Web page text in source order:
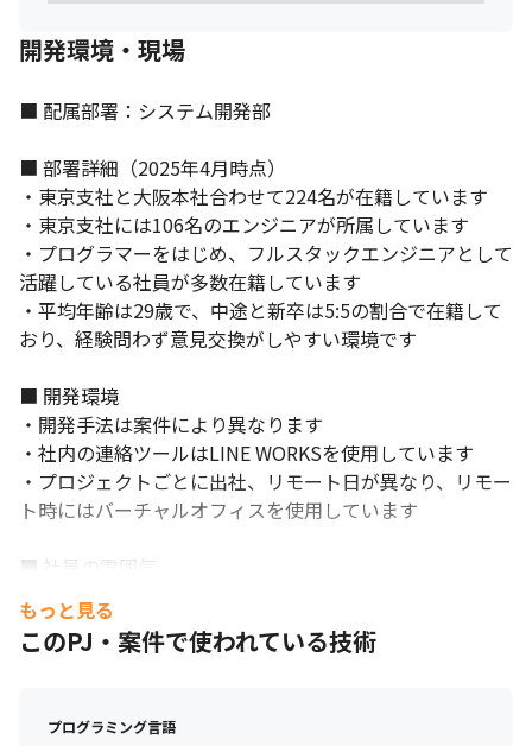
＜社外での面白み・魅力＞
・多業界の案件に参画し、自分にとって必要なスキルや経験を習
・自社内では知ることのできない他業界の特性や、基幹システム
・他部署との連携や交流を通して顧客の要望に応えられるエンジ
ニアとして成長できます
・元請けのエンジニアと共に開発を行うため、直接意見を発信で
きます
・顧客の感謝の声を直接聞くことができるため、やりがいを持っ
て働けます
＜社内での面白み・魅力＞
・平均年齢は29歳、教育担当も20代と年齢も近く質問等しやすい
雰囲気です
・AWSの上位資格を持つリーダーやフルスタックエンジニアから
のサポートを受けながら成長できます
・コミュニケーションを積極的に取れる方
的な方
6ヶ月におよぶ研修期間を設けているので、学ぶことに自ら意欲を
発揮できる方なら成長も早いでしょう。
またチームワークを大切にする方や論理的に考える方なども向い
ています。
開発環境・現場
■ 配属部署：システム開発部
■ 部署詳細（2025年4月時点）
・東京支社と大阪本社合わせて224名が在籍しています
・東京支社には106名のエンジニアが所属しています
・プログラマーをはじめ、フルスタックエンジニアとして
活躍している社員が多数在籍しています
・平均年齢は29歳で、中途と新卒は5:5の割合で在籍して
おり、経験問わず意見交換がしやすい環境です
■ 開発環境
・開発手法は案件により異なります
・社内の連絡ツールはLINE WORKSを使用しています
・プロジェクトごとに出社、リモート日が異なり、リモー
ト時にはバーチャルオフィスを使用しています
■ 社員の雰囲気
・フランクに意見を発信できる環境で、社員一人ひとりの
提案を聞くようにしています
・先輩、後輩に関係なく何でも言い合える風土があり、気
バサイド、AWSによるインフラ構築まで幅広く担当できる
もっと見る
このPJ・案件で使われている技術
プログラミング言語